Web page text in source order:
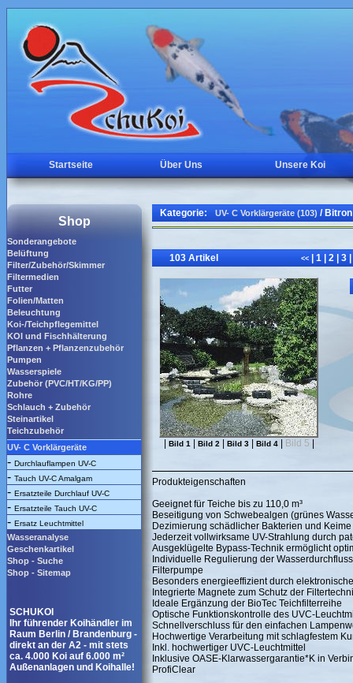
Startseite Über Uns Unsere Koi
Shop
Sonderangebote
Belüftung
Filter/Zubehör/Skimmer
Filtermedien
Futter
Folien/Matten
Beleuchtung
Koi-/Teichpflegemittel
KOI und Fischhälterung
Pflanzen + Pflanzenzubehör
Pumpen
Wasserspiele
Zubehör (PVC/HT/KG/PP)
Rohre
Schlauch + Zubehör
Steinartikel
Teichzubehör
UV- C Vorklärgeräte
- Durchlauflampen UV-C
- Tauch UV-C Amalgam
- Ersatzteile Durchlauf UV-C
- Ersatzteile Tauch UV-C
- Ersatz Leuchtmittel
Wasseranalyse
Geschenkartikel
Shop - Suche
Shop - Sitemap
SCHUKOI
Ihr führender Koihändler im
Raum Berlin / Brandenburg -
direkt an der A2 - mit stets
ca. 4.000 Koi auf 6.000 m²
Außenanlagen und Koihalle!
Kategorie: UV- C Vorklärgeräte (103) /
103 Artikel << 1 2 3
Bild 1| Bild 2| Bild 3| Bild 4| Bild 5
Produkteigenschaften
Geeignet für Teiche bis zu 110,0 m³
Beseitigung von Schwebealgen (grünes
Dezimierung schädlicher Bakterien und Keime
Jederzeit vollwirksame UV-Strahlung durch
Ausgeklügelte Bypass-Technik ermöglicht
Individuelle Regulierung der
Filterpumpe
Besonders energieeffizient durch
Integrierte Magnete zum Schutz der
Ideale Ergänzung der BioTec Teichfilterreihe
Optische Funktionskontrolle des UVC-
Schnellverschluss für den einfachen
Hochwertige Verarbeitung mit schlagfestem
Inkl. hochwertiger UVC-Leuchtmittel
Inklusive OASE-Klarwassergarantie*K in
ProfiClear